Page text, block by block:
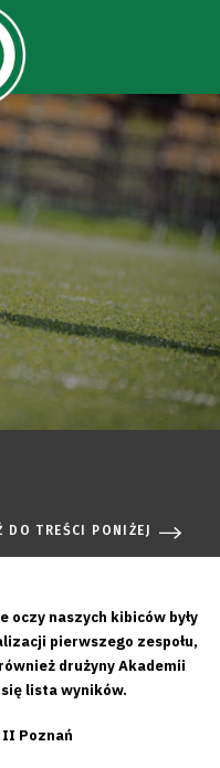
DO TREŚCI PONIŻEJ
naszych kibiców były
pierwszego zespołu,
drużyny Akademii
lista wyników.
II Poznań